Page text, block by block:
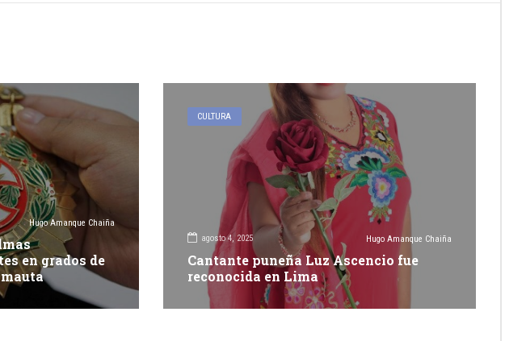
Hugo Amanque Chaiña
en grados de
CULTURA
agosto 4, 2025 Hugo Amanque Chaiña
Cantante puneña Luz Ascencio fue
reconocida en Lima